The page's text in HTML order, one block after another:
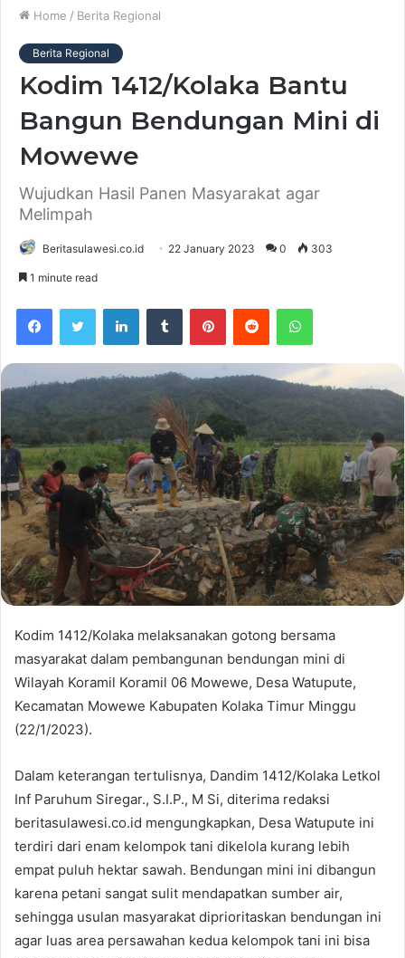
Home / Berita Regional
Berita Regional
Kodim 1412/Kolaka Bantu
Bangun Bendungan Mini di
Mowewe
Wujudkan Hasil Panen Masyarakat agar
Melimpah
Beritasulawesi.co.id 22 January 2023 0 303
1 minute read
Kodim 1412/Kolaka melaksanakan gotong bersama
masyarakat dalam pembangunan bendungan mini di
Wilayah Koramil Koramil 06 Mowewe, Desa Watupute,
Kecamatan Mowewe Kabupaten Kolaka Timur Minggu
(22/1/2023).
Dalam keterangan tertulisnya, Dandim 1412/Kolaka Letkol
Inf Paruhum Siregar., S.I.P., M Si, diterima redaksi
beritasulawesi.co.id mengungkapkan, Desa Watupute ini
terdiri dari enam kelompok tani dikelola kurang lebih
empat puluh hektar sawah. Bendungan mini ini dibangun
karena petani sangat sulit mendapatkan sumber air,
sehingga usulan masyarakat diprioritaskan bendungan ini
agar luas area persawahan kedua kelompok tani ini bisa